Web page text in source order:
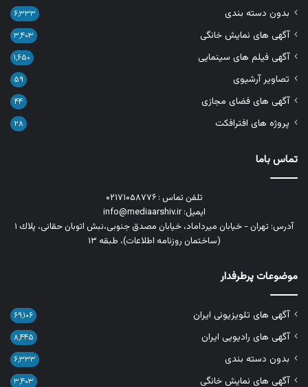
بدون دسته بندی ۶,۳۳۳
آگهی های نمایش خانگی ۳,۴۰۳
آگهی فیلم های سینمایی ۱,۶۵۰
تصاویر آرشیوی ۵۹
آگهی های فضای مجازی ۴۴
پروژه های افترافکت ۲۸
تماس باما
تلفن تماس : ۰۲۱۷۱۰۵۸۷۷۶
ایمیل: info@mediaarshiv.ir
آدرس: تهران - خیابان میرداماد، خیابان مصدق جنوبی،نبش اتوبان حقانی، پلاك ١
(ساختمان روزنامه اطلاعات)، طبقه ۱۳
موضوعات پرطرفدار
آگهی های تلویزیونی ایران ۶۹,۱۰۶
آگهی های رادیویی ایران ۸,۴۴۵
بدون دسته بندی ۶,۳۳۳
آگهی های نمایش خانگی ۳,۴۰۳